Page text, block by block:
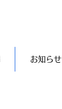
お知らせ